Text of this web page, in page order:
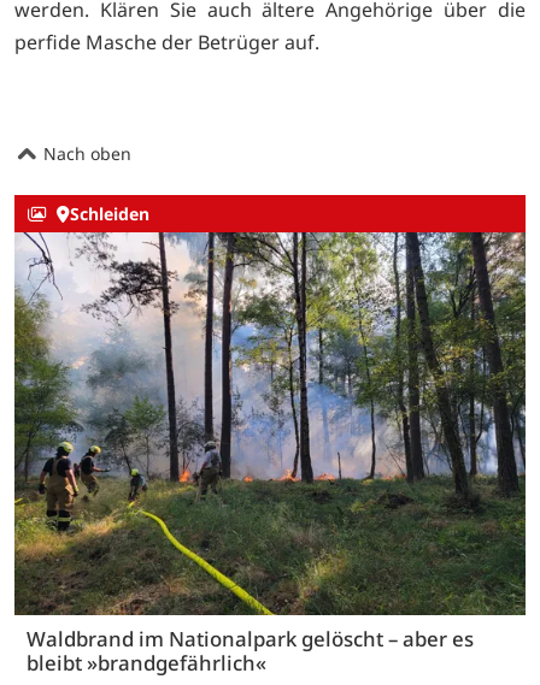
werden. Klären Sie auch ältere Angehörige über die
perfide Masche der Betrüger auf.
Nach oben
Schleiden
Waldbrand im Nationalpark gelöscht – aber es
bleibt »brandgefährlich«